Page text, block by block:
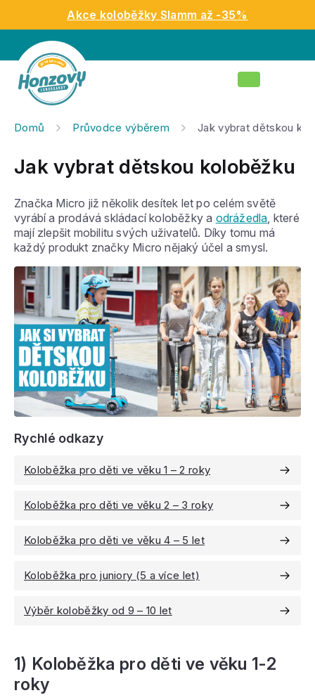
obsah
Akce koloběžky Slamm až -35%
Nákupní
Domů Průvodce výběrem Jak vybrat dětskou
Jak vybrat dětskou koloběžku
Značka Micro již několik desítek let po celém světě
vyrábí a prodává skládací koloběžky a odrážedla, které
mají zlepšit mobilitu svých uživatelů. Díky tomu má
každý produkt značky Micro nějaký účel a smysl.
Rychlé odkazy
Koloběžka pro děti ve věku 1 – 2 roky
Koloběžka pro děti ve věku 2 – 3 roky
Koloběžka pro děti ve věku 4 – 5 let
Koloběžka pro juniory (5 a více let)
Výběr koloběžky od 9 – 10 let
1) Koloběžka pro děti ve věku 1-2
roky